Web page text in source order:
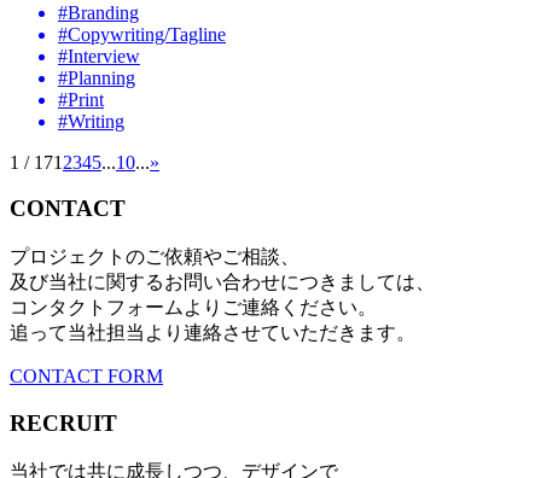
#Branding
#Copywriting/Tagline
#Interview
#Planning
#Print
#Writing
1 / 171 2345...10...»
CONTACT
プロジェクトのご依頼やご相談、
及び当社に関するお問い合わせにつきましては、
コンタクトフォームよりご連絡ください。
追って当社担当より連絡させていただきます。
CONTACT FORM
RECRUIT
当社では共に成長しつつ、デザインで